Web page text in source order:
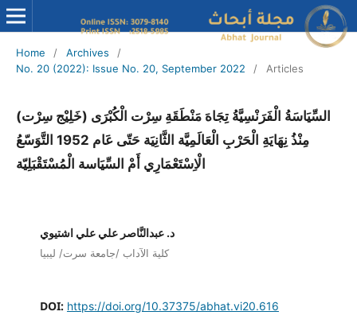
Home / Archives
/
No. 20 (2022): Issue No. 20, September 2022
/ Articles
السِّيَاسَةُ الْفَرَنْسِيَّةُ تِجَاهَ مَنْطَقَةِ سِرْت الْكُبْرَى (خَلِيْج سِرْت)
مِنْذُ نِهَايَةِ الْحَرْبِ الْعَالَمِيَّة الثَّانِيَة حَتّى عَام 1952 التَّوَسّعُ
الْاِسْتَعْمَارِي أَمْ السِّيَاسة الْمُسْتَقْبَلِيّة
د. عبدالنَّاصر علي علي اشتيوي
كلية الآداب /جامعة سرت/ ليبيا
DOI: https://doi.org/10.37375/abhat.vi20.616